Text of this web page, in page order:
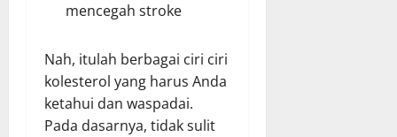
mencegah stroke
Nah, itulah berbagai ciri ciri
kolesterol yang harus Anda
ketahui dan waspadai.
Pada dasarnya, tidak sulit